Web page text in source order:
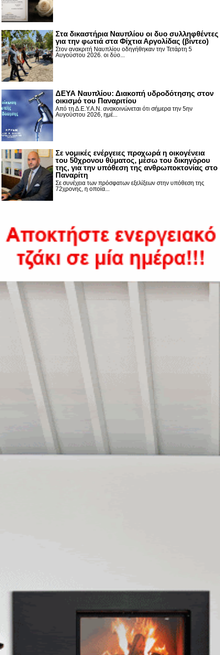
Στα δικαστήρια Ναυπλίου οι δυο συλληφθέντες
για την φωτιά στα Φίχτια Αργολίδας (βίντεο)
Στον ανακριτή Ναυπλίου οδηγήθηκαν την Τετάρτη 5
Αυγούστου 2026. οι δύο...
ΔΕΥΑ Ναυπλίου: Διακοπή υδροδότησης στον
οικισμό του Παναριτίου
Από τη Δ.Ε.Υ.Α.Ν. ανακοινώνεται ότι σήμερα την 5ην
Αυγούστου 2026, ημέ...
Σε νομικές ενέργειες προχωρά η οικογένεια
του 50χρονου θύματος, μέσω του δικηγόρου
της, για την υπόθεση της ανθρωποκτονίας στο
Παναρίτη
Σε συνέχεια των πρόσφατων εξελίξεων στην υπόθεση της
72χρονης, η οποία...